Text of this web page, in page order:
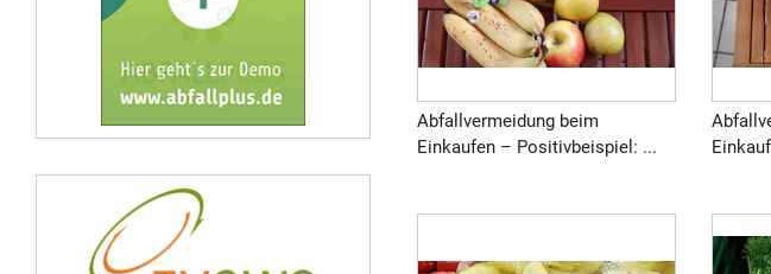
Abfallvermeidung beim
Einkaufen – Positivbeispiel: ...